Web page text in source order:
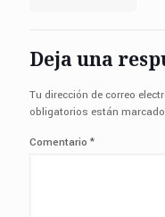
Deja una
Tu dirección de correo
obligatorios están
Comentario *